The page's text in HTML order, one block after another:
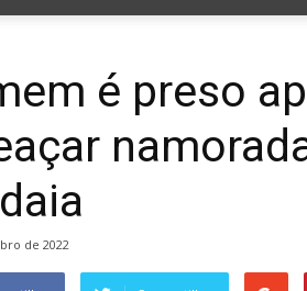
é preso
de 2022